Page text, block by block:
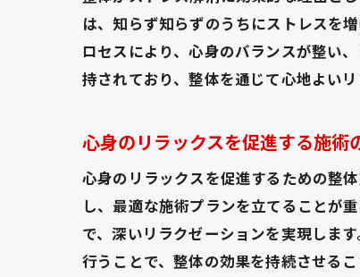
は、知らず知らずのうちにストレスを
ロセスにより、心身のバランスが整い
持されており、整体を通じて心地よい
心身のリラックスを促進する施術
心身のリラックスを促進するための整
し、最適な施術プランを立てることが
で、深いリラクゼーションを実現しま
行うことで、整体の効果を持続させる